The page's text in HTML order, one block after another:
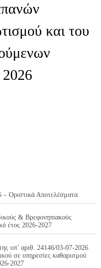
και του
2026
– Οριστικά Αποτελέσματα
& Βρεφονηπιακούς
έτος 2026-2027
υπ’ αριθ. 24146/03-07-2026
σε υπηρεσίες καθαρισμού
2027